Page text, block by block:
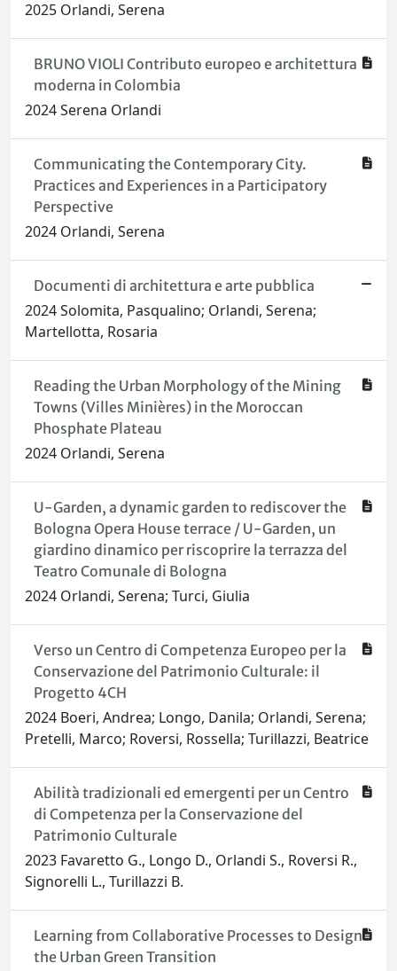
2025 Orlandi, Serena
BRUNO VIOLI Contributo europeo e architettura
moderna in Colombia
2024 Serena Orlandi
Communicating the Contemporary City.
Practices and Experiences in a Participatory
Perspective
2024 Orlandi, Serena
Documenti di architettura e arte pubblica
2024 Solomita, Pasqualino; Orlandi, Serena;
Martellotta, Rosaria
Reading the Urban Morphology of the Mining
Towns (Villes Minières) in the Moroccan
Phosphate Plateau
2024 Orlandi, Serena
U-Garden, a dynamic garden to rediscover the
Bologna Opera House terrace / U-Garden, un
giardino dinamico per riscoprire la terrazza del
Teatro Comunale di Bologna
2024 Orlandi, Serena; Turci, Giulia
Verso un Centro di Competenza Europeo per la
Conservazione del Patrimonio Culturale: il
Progetto 4CH
2024 Boeri, Andrea; Longo, Danila; Orlandi, Serena;
Pretelli, Marco; Roversi, Rossella; Turillazzi, Beatrice
Abilità tradizionali ed emergenti per un Centro
di Competenza per la Conservazione del
Patrimonio Culturale
2023 Favaretto G., Longo D., Orlandi S., Roversi R.,
Signorelli L., Turillazzi B.
Learning from Collaborative Processes to Design
the Urban Green Transition